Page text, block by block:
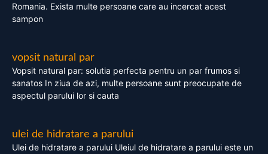
Romania. Exista multe persoane care au incercat acest
sampon
vopsit natural par
Vopsit natural par: solutia perfecta pentru un par frumos si
sanatos In ziua de azi, multe persoane sunt preocupate de
aspectul parului lor si cauta
ulei de hidratare a parului
Ulei de hidratare a parului Uleiul de hidratare a parului este un